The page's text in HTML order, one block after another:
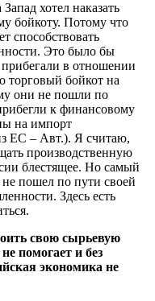
хотел наказать
бойкоту. Потому что
способствовать
Это было бы
в отношении
бойкот на
они не пошли по
к финансовому
на импорт
ЕС – Авт.). Я считаю,
производственную
блестящее. Но самый
пошел по пути своей
Здесь есть
свою сырьевую
помогает и без
экономика не